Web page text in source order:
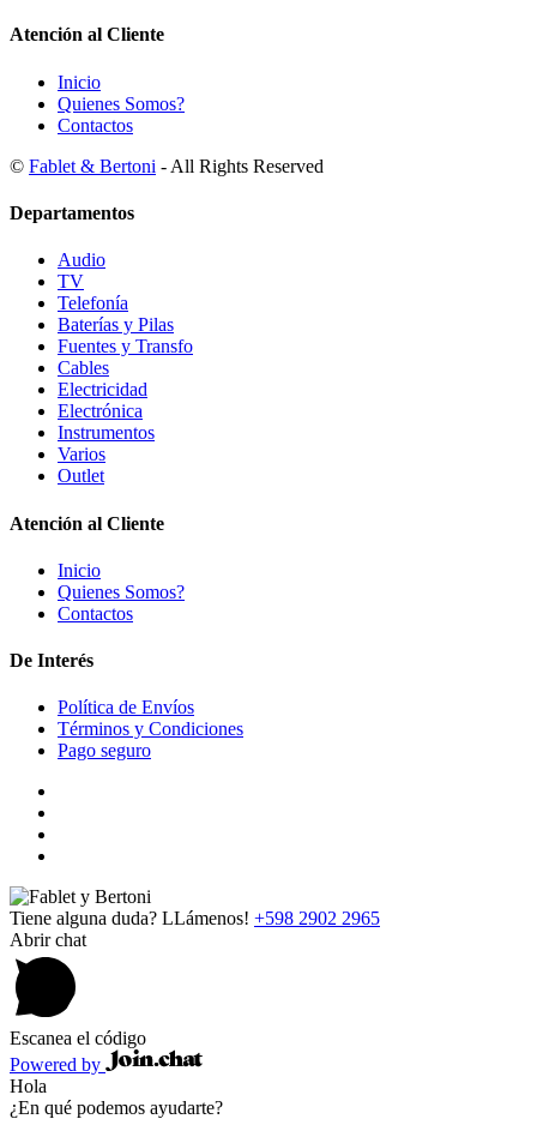
Atención al Cliente
Inicio
Quienes Somos?
Contactos
© Fablet & Bertoni - All Rights Reserved
Departamentos
Audio
TV
Telefonía
Baterías y Pilas
Fuentes y Transfo
Cables
Electricidad
Electrónica
Instrumentos
Varios
Outlet
Atención al Cliente
Inicio
Quienes Somos?
Contactos
De Interés
Política de Envíos
Términos y Condiciones
Pago seguro
Tiene alguna duda? LLámenos! +598 2902 2965
Abrir chat
Escanea el código
Powered by
Hola
¿En qué podemos ayudarte?